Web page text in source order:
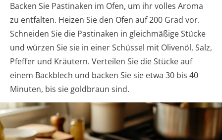
Backen Sie Pastinaken im Ofen, um ihr volles Aroma
zu entfalten. Heizen Sie den Ofen auf 200 Grad vor.
Schneiden Sie die Pastinaken in gleichmäßige Stücke
und würzen Sie sie in einer Schüssel mit Olivenöl, Salz,
Pfeffer und Kräutern. Verteilen Sie die Stücke auf
einem Backblech und backen Sie sie etwa 30 bis 40
Minuten, bis sie goldbraun sind.